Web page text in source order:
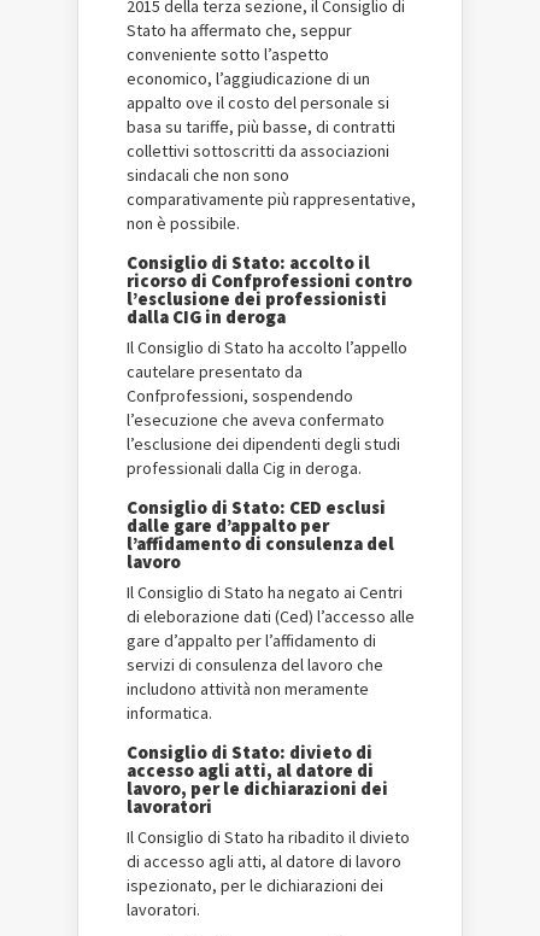
2015 della terza sezione, il Consiglio di
Stato ha affermato che, seppur
conveniente sotto l’aspetto
economico, l’aggiudicazione di un
appalto ove il costo del personale si
basa su tariffe, più basse, di contratti
collettivi sottoscritti da associazioni
sindacali che non sono
comparativamente più rappresentative,
non è possibile.
Consiglio di Stato: accolto il
ricorso di Confprofessioni contro
l’esclusione dei professionisti
dalla CIG in deroga
Il Consiglio di Stato ha accolto l’appello
cautelare presentato da
Confprofessioni, sospendendo
l’esecuzione che aveva confermato
l’esclusione dei dipendenti degli studi
professionali dalla Cig in deroga.
Consiglio di Stato: CED esclusi
dalle gare d’appalto per
l’affidamento di consulenza del
lavoro
Il Consiglio di Stato ha negato ai Centri
di eleborazione dati (Ced) l’accesso alle
gare d’appalto per l’affidamento di
servizi di consulenza del lavoro che
includono attività non meramente
informatica.
Consiglio di Stato: divieto di
accesso agli atti, al datore di
lavoro, per le dichiarazioni dei
lavoratori
Il Consiglio di Stato ha ribadito il divieto
di accesso agli atti, al datore di lavoro
ispezionato, per le dichiarazioni dei
lavoratori.